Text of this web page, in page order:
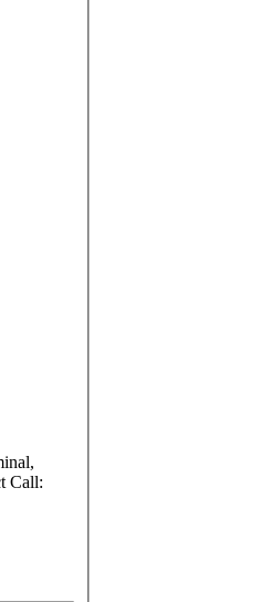
Call: